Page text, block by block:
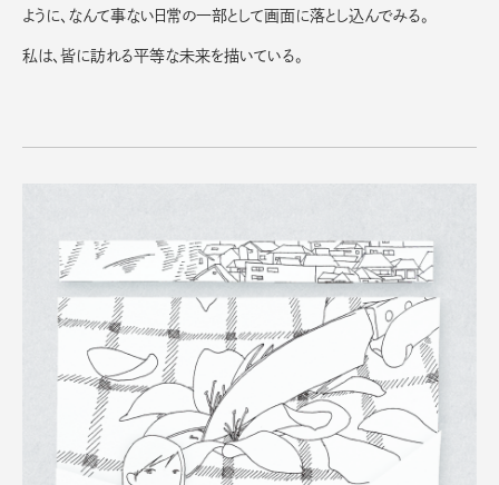
ように、なんて事ない日常の一部として画面に落とし込んでみる。
私は、皆に訪れる平等な未来を描いている。